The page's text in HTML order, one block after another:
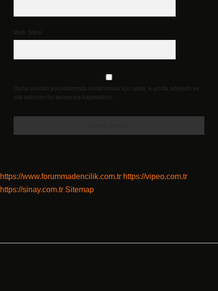
Web Sitesi
Daha sonraki yorumlarımda kullanılması için adım, e-posta adresim ve
site adresim bu tarayıcıya kaydedilsin.
https://www.forummadencilik.com.tr https://vipeo.com.tr
https://sinay.com.tr Sitemap